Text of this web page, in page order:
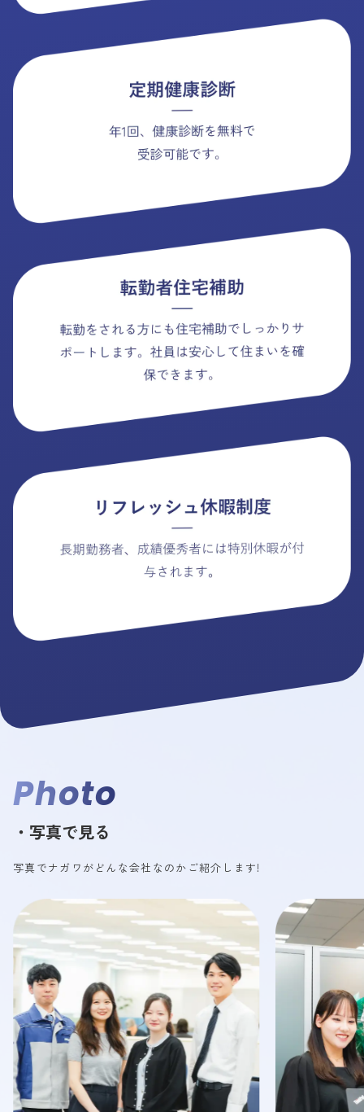
Photo
・写真で見る
写真でナガワがどんな会社なのかご紹介します!